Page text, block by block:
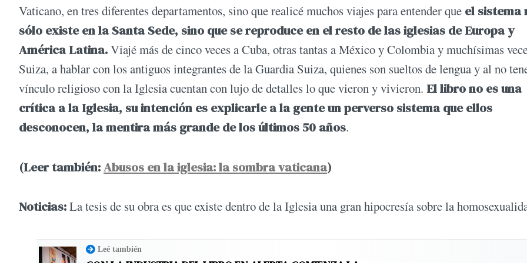
Vaticano, en tres diferentes departamentos, sino que realicé muchos viajes para entender que el sistema
sólo existe en la Santa Sede, sino que se reproduce en el resto de las iglesias de Europa y
América Latina.Viajé más de cinco veces a Cuba, otras tantas a México y Colombia y muchísimas
Suiza, a hablar con los antiguos integrantes de la Guardia Suiza, quienes son sueltos de lengua y al no
vínculo religioso con la Iglesia cuentan con lujo de detalles lo que vieron y vivieron. El libro no es una
crítica a la Iglesia, su intención es explicarle a la gente un perverso sistema que ellos
desconocen, la mentira más grande de los últimos 50 años.
(Leer también:Abusos en la iglesia: la sombra vaticana)
Noticias:La tesis de su obra es que existe dentro de la Iglesia una gran hipocresía sobre la
Leé también